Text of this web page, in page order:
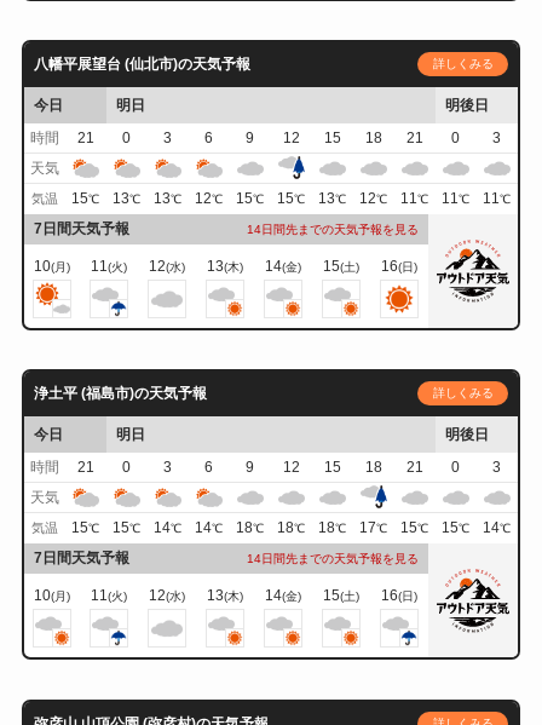
八幡平展望台 (仙北市)の天気予報 詳しくみる
今日 明日
明後日
時間
21 0 3 6 9 12 15 18 21 0
3
天気
気温 15℃ 13℃ 13℃ 12℃ 15℃ 15℃ 13℃ 12℃ 11℃ 11℃ 11℃
7日間天気予報 14日間先までの天気予報を見る
10(月) 11(火) 12(水) 13(木) 14(金) 15(土) 16(日)
浄土平 (福島市)の天気予報 詳しくみる
今日 明日
明後日
時間
21 0 3 6 9 12 15 18 21 0
3
天気
気温 15℃ 15℃ 14℃ 14℃ 18℃ 18℃ 18℃ 17℃ 15℃ 15℃ 14℃
7日間天気予報 14日間先までの天気予報を見る
10(月) 11(火) 12(水) 13(木) 14(金) 15(土) 16(日)